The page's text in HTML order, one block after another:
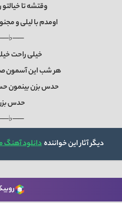
وقتشه تا
اومدم با لیلی و
خیلی راحت
هر شب این آسمون
حدس بزن بینمون
حدس
دیگر آثار این خوانندهدانلود آهنگ